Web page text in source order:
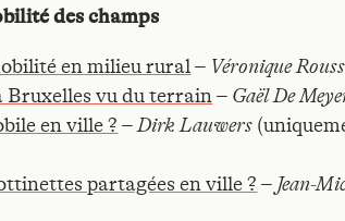
des champs
en milieu rural– Véronique
Bruxelles vu du terrain– Gaël De
en ville ? –Dirk Lauwers
partagées en ville ? – Jean-